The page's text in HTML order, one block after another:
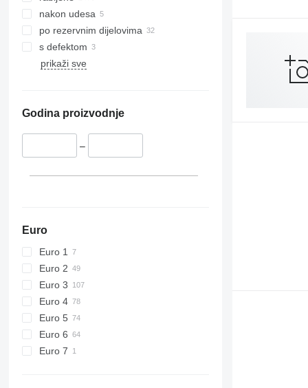
416
420
424
426
432
589
826
914
918
924
926
928
930
938
nakon udesa
po rezervnim dijelovima
s defektom
prikaži sve
Godina proizvodnje
–
Euro
Euro 1
Euro 2
Euro 3
Euro 4
Euro 5
Euro 6
Euro 7